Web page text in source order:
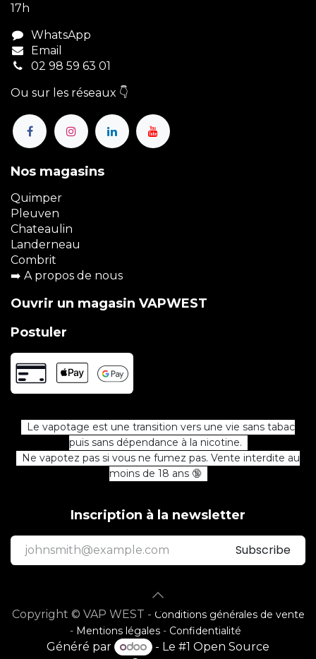
17h
WhatsApp
Email
02 98 59 63 01
Ou sur les réseaux 👇
Nos magasins
Quimper
Pleuven
Chateaulin
Landerneau
Combrit
➡️ A propos de nous
Ouvrir un magasin VAPWEST
Postuler
Le vapotage est une transition vers une vie sans tabac
puis sans dépendance à la nicotine.
Ne vapotez pas si vous ne fumez pas. Vente interdite au
moins de 18 ans 🔞
Inscription à la newsletter
Subscribe
Copyright © VAP WEST - Conditions générales de vente
- Mentions légales- Confidentialité
Généré par - Le #1Open Source